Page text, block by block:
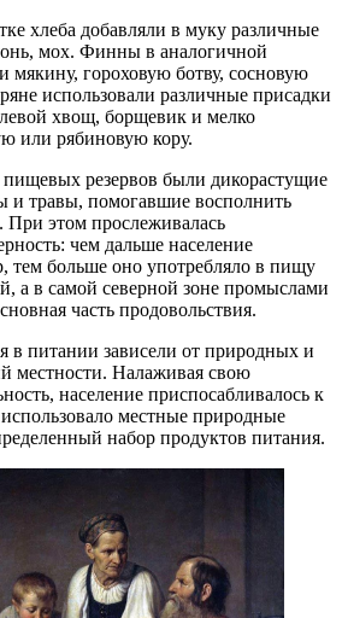
хлеба добавляли в муку различные
мох. Финны в аналогичной
мякину, гороховую ботву, сосновую
использовали различные присадки
хвощ, борщевик и мелко
или рябиновую кору.
резервов были дикорастущие
и травы, помогавшие восполнить
При этом прослеживалась
чем дальше население
тем больше оно употребляло в пищу
а в самой северной зоне промыслами
часть продовольствия.
в питании зависели от природных и
местности. Налаживая свою
население приспосабливалось к
местные природные
набор продуктов питания.